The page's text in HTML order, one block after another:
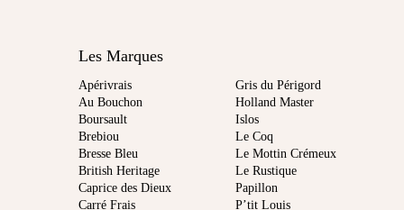
Les Marques
Apérivrais
Au Bouchon
Boursault
Brebiou
Bresse Bleu
British Heritage
Caprice des Dieux
Carré Frais
Gris du Périgord
Holland Master
Islos
Le Coq
Le Mottin Crémeux
Le Rustique
Papillon
P’tit Louis